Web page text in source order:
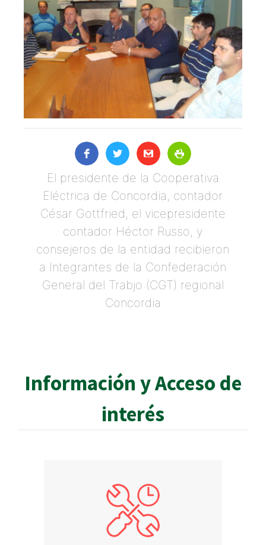
El presidente de la Cooperativa
Eléctrica de Concordia, contador
César Gottfried, el vicepresidente
contador Héctor Russo, y
consejeros de la entidad recibieron
a Integrantes de la Confederación
General del Trabjo (CGT) regional
Concordia
Información y Acceso de
interés